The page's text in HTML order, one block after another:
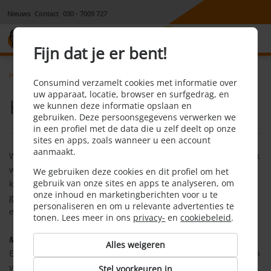
Nieuws Contact 030 - 7009 727
Home
Hoe werkt het?
Wanneer je tarieven en aanbieders vergelijkt, wil je natuurlijk
wel zeker weten dat de informatie die je hiervoor gebruikt
klopt. Daarom leggen we je graag uit hoe Consumind te werk
gaat en ervoor zorgt dat je de juiste informatie krijgt en
eenvoudig kunt overstappen.
Maandelijks onderzoek naar tarieven
Elke maand bekijken wij de tarieven en de productkenmerken
van de energiecontracten die je vindt op onze website. Deze
Fijn dat je er bent!
Consumind verzamelt cookies met informatie over
uw apparaat, locatie, browser en surfgedrag, en
we kunnen deze informatie opslaan en
gebruiken. Deze persoonsgegevens verwerken we
in een profiel met de data die u zelf deelt op onze
sites en apps, zoals wanneer u een account
aanmaakt.
We gebruiken deze cookies en dit profiel om het
gebruik van onze sites en apps te analyseren, om
onze inhoud en marketingberichten voor u te
personaliseren en om u relevante advertenties te
tonen. Lees meer in ons privacy- encookiebeleid.
Alles weigeren
Stel voorkeuren in